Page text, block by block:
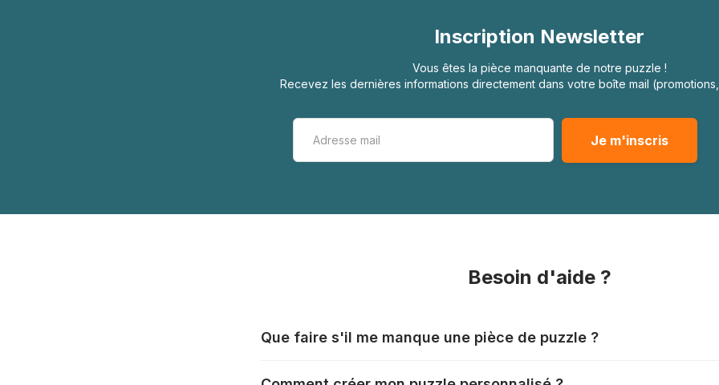
Inscription Newsletter
Vous êtes la pièce manquante de notre puzzle !
Recevez les dernières informations directement dans votre boîte mail
Besoin d'aide ?
Que faire s'il me manque une pièce de puzzle ?